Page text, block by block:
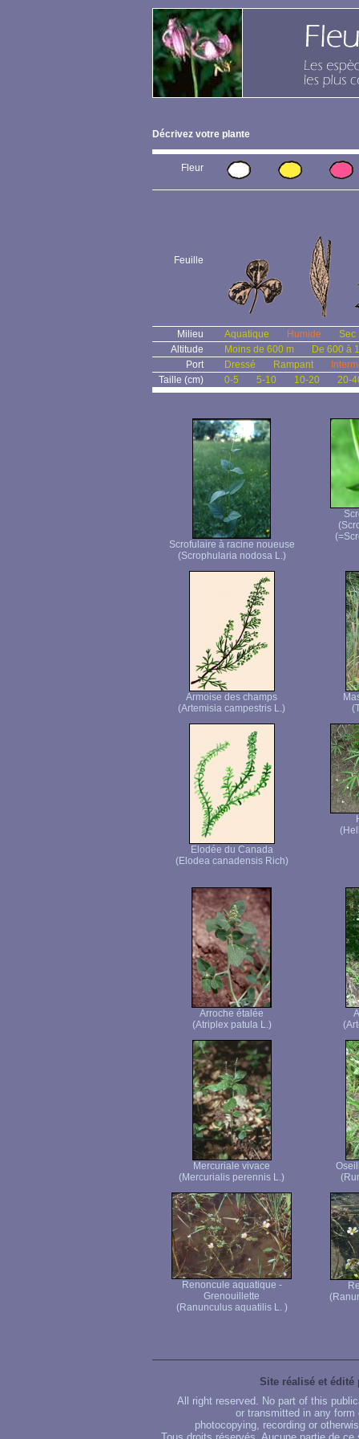
Décrivez votre plante
Fleur
Feuille
Milieu Aquatique Humide
Sec
Altitude
Moins de 600 m
De 600 à
Port
Dressé Rampant
Taille (cm)
0-5 5-10 10-20 20-
Scrofulaire à racine noueuse
(Scrophularia nodosa L.)
Armoise des champs
(Artemisia campestris L.)
Elodée du Canada
(Elodea canadensis Rich)
Arroche étalée
(Atriplex patula L.)
Mercuriale vivace
(Mercurialis perennis L.)
Renoncule aquatique -
Grenouillette
(Ranunculus aquatilis L. )
Site réalisé et édité
All right reserved. No part of this
or transmitted in any
photocopying, recording or